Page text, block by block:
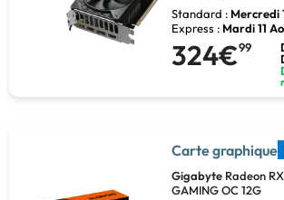
Standard : Mercredi
Express : Mardi 11
324€99
Carte graphique
Gigabyte Radeon
GAMING OC 12G